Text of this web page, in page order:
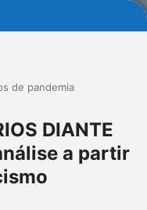
de pandemia
DIANTE
a partir